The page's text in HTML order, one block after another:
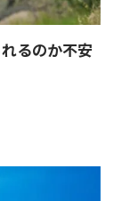
るのか不安